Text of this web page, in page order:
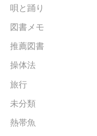
唄と踊り
図書メモ
推薦図書
操体法
旅行
未分類
熱帯魚